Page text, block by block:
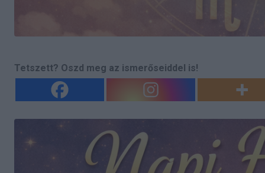
Tetszett? Oszd meg az ismerőseiddel is!